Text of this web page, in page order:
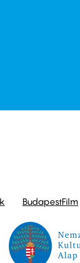
BudapestFilm